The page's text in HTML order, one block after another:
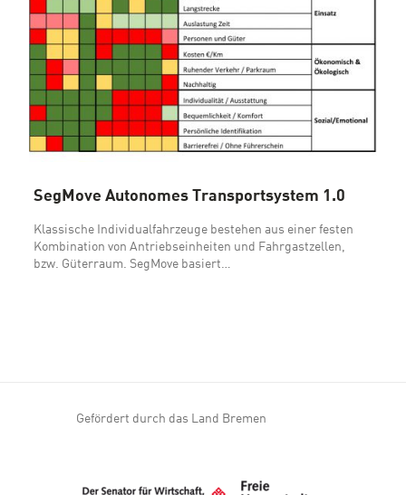
SegMove Autonomes Transportsystem 1.0
Klassische Individualfahrzeuge bestehen aus einer festen
Kombination von Antriebseinheiten und Fahrgastzellen,
bzw. Güterraum. SegMove basiert…
Gefördert durch das Land Bremen